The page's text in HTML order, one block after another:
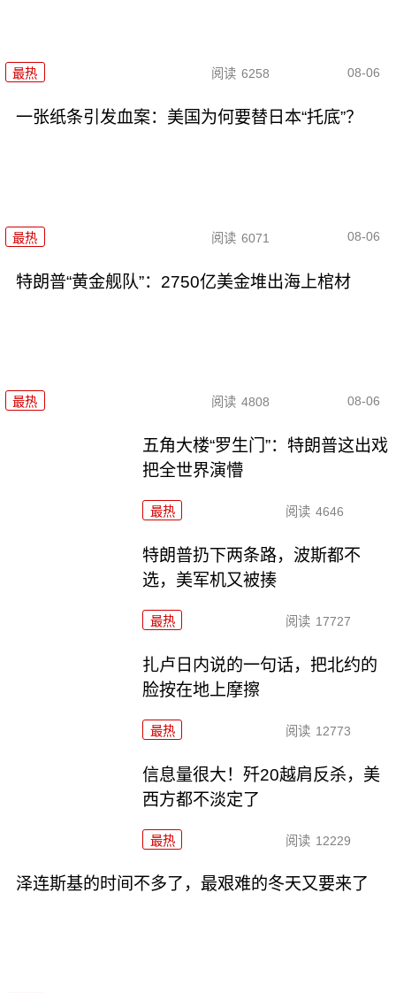
最热 阅读 6258 08-06
一张纸条引发血案：美国为何要替日本“托底”？
最热 阅读 6071 08-06
特朗普“黄金舰队”：2750亿美金堆出海上棺材
最热 阅读 4808 08-06
五角大楼“罗生门”：特朗普这出戏
把全世界演懵
最热 阅读 4646
特朗普扔下两条路，波斯都不
选，美军机又被揍
最热 阅读 17727
扎卢日内说的一句话，把北约的
脸按在地上摩擦
最热 阅读 12773
信息量很大！歼20越肩反杀，美
西方都不淡定了
最热 阅读 12229
泽连斯基的时间不多了，最艰难的冬天又要来了